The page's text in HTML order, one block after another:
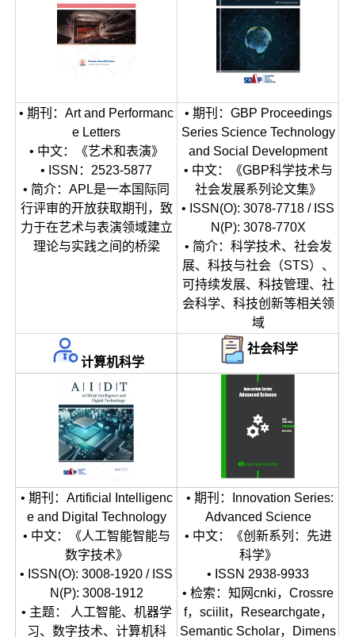
• 期刊：Art and Performanc
e Letters
• 中文：《艺术和表演》
• ISSN：2523-5877
• 简介：APL是一本国际同
行评审的开放获取期刊，致
力于在艺术与表演领域建立
理论与实践之间的桥梁
• 期刊：GBP Proceedings
Series Science Technology
and Social Development
• 中文：《GBP科学技术与
社会发展系列论文集》
• ISSN(O): 3078-7718 / ISS
N(P): 3078-770X
• 简介：科学技术、社会发
展、科技与社会（STS）、
可持续发展、科技管理、社
会科学、科技创新等相关领
域
计算机科学
社会科学
• 期刊：Artificial Intelligenc
e and Digital Technology
• 中文：《人工智能智能与
数字技术》
• ISSN(O): 3008-1920 / ISS
N(P): 3008-1912
• 主题： 人工智能、机器学
习、数字技术、计算机科
• 期刊：Innovation Series:
Advanced Science
• 中文：《创新系列：先进
科学》
• ISSN 2938-9933
• 检索：知网cnki，Crossre
f，sciilit，Researchgate，
Semantic Scholar，Dimens